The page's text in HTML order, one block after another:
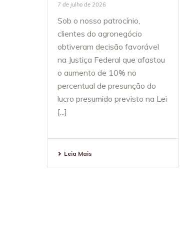
7 de julho de 2026
Sob o nosso patrocínio,
clientes do agronegócio
obtiveram decisão favorável
na Justiça Federal que afastou
o aumento de 10% no
percentual de presunção do
lucro presumido previsto na Lei
[...]
Leia Mais